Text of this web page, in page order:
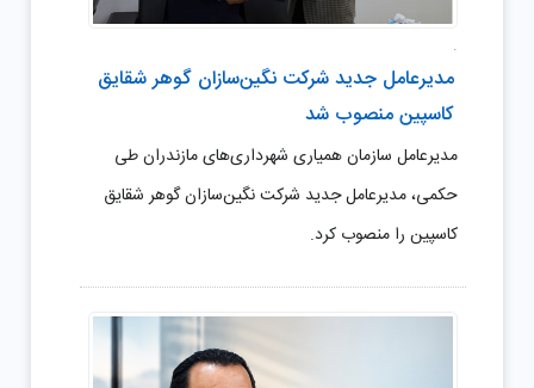
.
مدیرعامل جدید شرکت نگین‌سازان گوهر شقایق
کاسپین منصوب شد
مدیرعامل سازمان همیاری شهرداری‌های مازندران طی
حکمی، مدیرعامل جدید شرکت نگین‌سازان گوهر شقایق
کاسپین را منصوب کرد.